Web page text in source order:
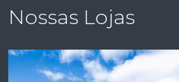
Nossas Lojas